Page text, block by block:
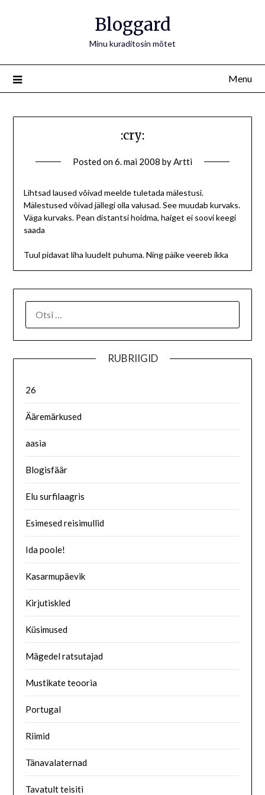
Bloggard
Minu kuraditosin mõtet
Menu
:cry:
Posted on6. mai 2008 byArtti
Lihtsad laused võivad meelde tuletada mälestusi.
Mälestused võivad jällegi olla valusad. See muudab kurvaks.
Väga kurvaks. Pean distantsi hoidma, haiget ei soovi keegi
saada
Tuul pidavat liha luudelt puhuma. Ning päike veereb ikka
RUBRIIGID
26
Ääremärkused
aasia
Blogisfäär
Elu surfilaagris
Esimesed reisimullid
Ida poole!
Kasarmupäevik
Kirjutiskled
Küsimused
Mägedel ratsutajad
Mustikate teooria
Portugal
Riimid
Tänavalaternad
Tavatult teisiti